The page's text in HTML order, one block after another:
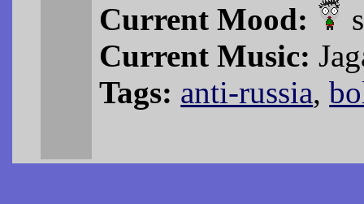
Current Mood:
Current Music:
Tags: anti-russia,